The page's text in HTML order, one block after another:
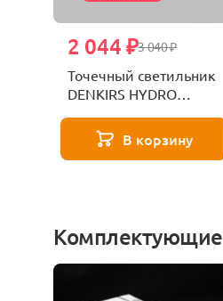
3 040 ₽
2 044 ₽
Точечный светильник
DENKIRS HYDRO
В корзину
Комплектующие